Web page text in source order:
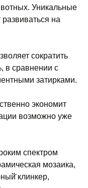
Уникальные
на
сократить
в сравнении с
затирками.
экономит
возможно уже
спектром
мозаика,
клинкер,